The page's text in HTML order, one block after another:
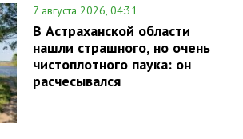
7 августа 2026, 04:31
В Астраханской области
нашли страшного, но очень
чистоплотного паука: он
расчесывался